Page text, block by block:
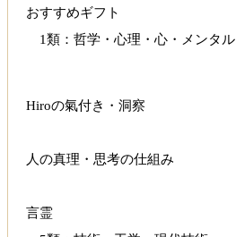
おすすめギフト
1類：哲学・心理・心・メンタル
Hiroの氣付き・洞察
人の真理・思考の仕組み
言霊